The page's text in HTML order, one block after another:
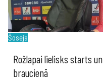
Šoseja
Rožlapai lielisks starts
braucienā